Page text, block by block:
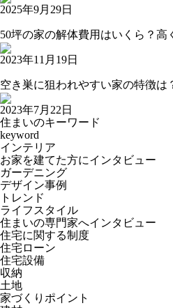
2025年9月29日
50坪の家の解体費用はいくら？
2023年11月19日
空き巣に狙われやすい家の特徴
2023年7月22日
住まいのキーワード
keyword
インテリア
お家を建てた方にインタビュー
ガーデニング
デザイン事例
トレンド
ライフスタイル
住まいの専門家へインタビュー
住宅に関する制度
住宅ローン
住宅設備
収納
土地
家づくりポイント